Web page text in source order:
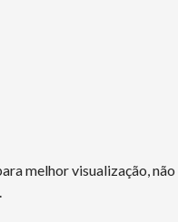
melhor visualização, não